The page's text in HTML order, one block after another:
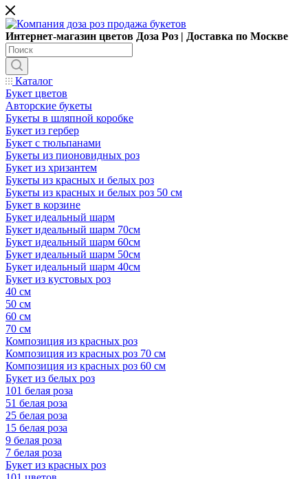
Интернет-магазин цветов Доза Роз | Доставка по Москве
Каталог
Букет цветов
Авторские букеты
Букеты в шляпной коробке
Букет из гербер
Букет с тюльпанами
Букеты из пионовидных роз
Букет из хризантем
Букеты из красных и белых роз
Букеты из красных и белых роз 50 см
Букет в корзине
Букет идеальный шарм
Букет идеальный шарм 70см
Букет идеальный шарм 60см
Букет идеальный шарм 50см
Букет идеальный шарм 40см
Букет из кустовых роз
40 см
50 см
60 см
70 см
Композиция из красных роз
Композиция из красных роз 70 см
Композиция из красных роз 60 см
Букет из белых роз
101 белая роза
51 белая роза
25 белая роза
15 белая роза
9 белая роза
7 белая роза
Букет из красных роз